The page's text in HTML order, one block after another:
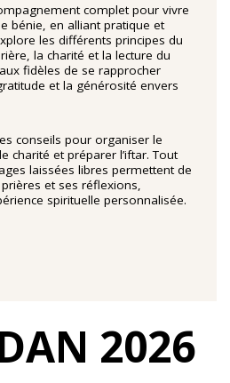
à la gouache, exécutées
au cours d'ateliers de
complet pour vivre
bénie, en alliant pratique et
les différents principes du
la charité et la lecture du
fidèles de se rapprocher
et la générosité envers
conseils pour organiser le
charité et préparer l’iftar. Tout
laissées libres permettent de
et ses réflexions,
spirituelle personnalisée.
2026